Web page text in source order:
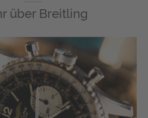
über Breitling